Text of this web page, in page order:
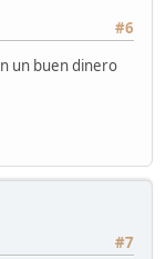
#6
un buen dinero
#7